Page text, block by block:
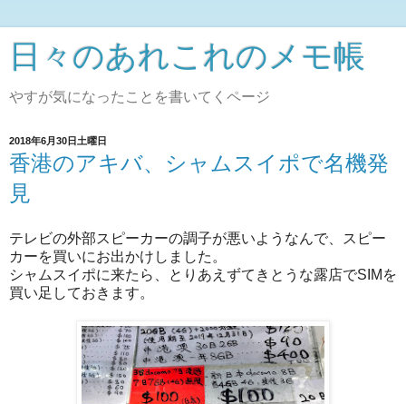
日々のあれこれのメモ帳
やすが気になったことを書いてくページ
2018年6月30日土曜日
香港のアキバ、シャムスイポで名機発
見
テレビの外部スピーカーの調子が悪いようなんで、スピー
カーを買いにお出かけしました。
シャムスイポに来たら、とりあえずてきとうな露店でSIMを
買い足しておきます。